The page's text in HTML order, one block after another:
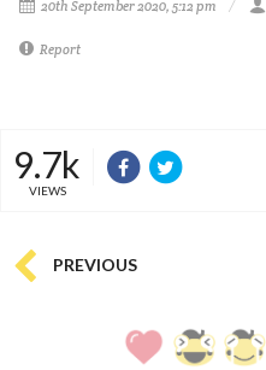
20th September 2020, 5:12 pm
Report
9.7k
VIEWS
PREVIOUS